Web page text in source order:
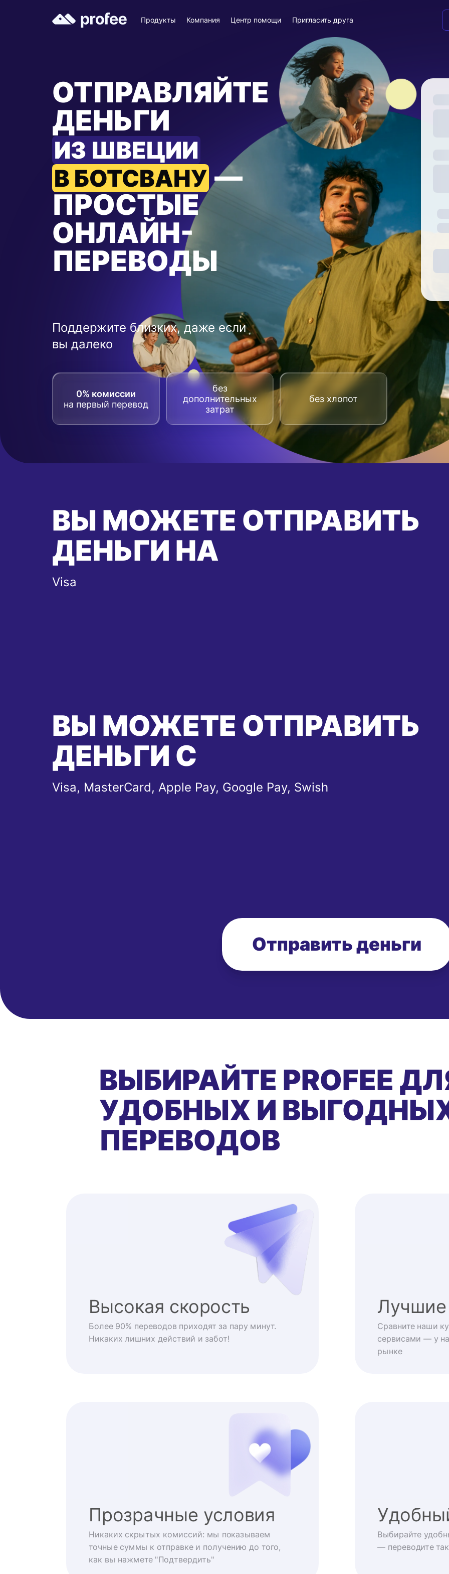
Продукты Компания Центр помощи Пригласить друга
ОТПРАВЛЯЙТЕ
ДЕНЬГИ
ИЗ ШВЕЦИИ
В БОТСВАНУ—
ПРОСТЫЕ
ОНЛАЙН-
ПЕРЕВОДЫ
Поддержите близких, даже если
вы далеко
0% комиссии
на первый перевод
без
дополнительных
затрат
без хлопот
ВЫ МОЖЕТЕ ОТПРАВИТЬ
ДЕНЬГИ НА
Visa
ВЫ МОЖЕТЕ ОТПРАВИТЬ
ДЕНЬГИ С
Visa, MasterCard, Apple Pay, Google Pay, Swish
Отправить деньги
ВЫБИРАЙТЕ PROFEE
УДОБНЫХ И
ПЕРЕВОДОВ
Высокая скорость
Более 90% переводов приходят за пару минут.
Никаких лишних действий и забот!
Сравните наши
сервисами — у
рынке
Прозрачные условия
Никаких скрытых комиссий: мы показываем
точные суммы к отправке и получению до того,
как вы нажмете "Подтвердить"
Выбирайте
— переводите